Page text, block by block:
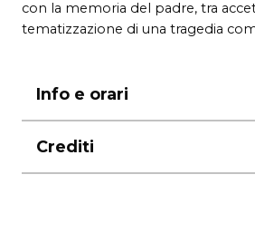
con la memoria del padre, tra
tematizzazione di una tragedia
Info e orari
martedì 27 gennaio ore 10.30 –
con l’autore
ingresso gratuito con
Crediti